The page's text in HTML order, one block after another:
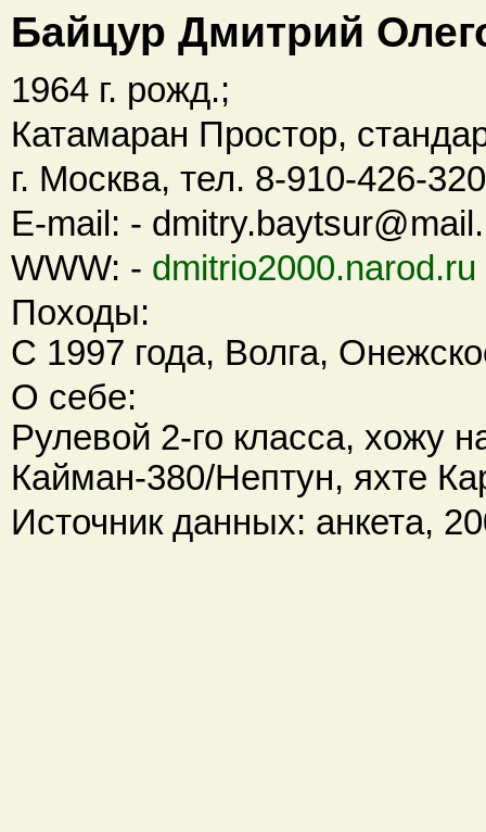
Байцур Дмитрий
1964 г. рожд.;
Катамаран Простор,
г. Москва, тел. 8-910-426-
E-mail: -
WWW: - dmitrio2000.narod.ru
Походы:
С 1997 года, Волга,
О себе:
Рулевой 2-го класса, хожу
Кайман-380/Нептун, яхте
Источник данных: анкета,